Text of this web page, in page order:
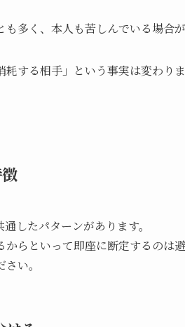
多く、本人も苦しんでいる場合が
耗する相手」という事実は変わり
したパターンがあります。
らといって即座に断定するのは
い。